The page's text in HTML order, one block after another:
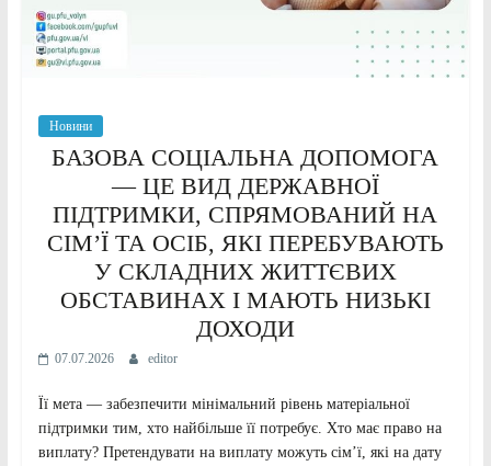
Новини
БАЗОВА СОЦІАЛЬНА ДОПОМОГА
— ЦЕ ВИД ДЕРЖАВНОЇ
ПІДТРИМКИ, СПРЯМОВАНИЙ НА
СІМ’Ї ТА ОСІБ, ЯКІ ПЕРЕБУВАЮТЬ
У СКЛАДНИХ ЖИТТЄВИХ
ОБСТАВИНАХ І МАЮТЬ НИЗЬКІ
ДОХОДИ
07.07.2026 editor
Її мета — забезпечити мінімальний рівень матеріальної
підтримки тим, хто найбільше її потребує. Хто має право на
виплату? Претендувати на виплату можуть сім’ї, які на дату